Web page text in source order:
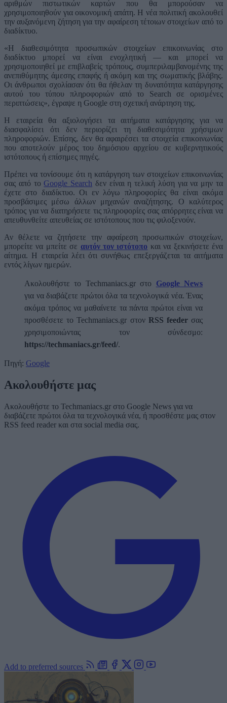
αριθμών πιστωτικών καρτών που θα μπορούσαν να
χρησιμοποιηθούν για οικονομική απάτη. Η νέα πολιτική ακολουθεί
την αυξανόμενη ζήτηση για την αφαίρεση τέτοιων στοιχείων από το
διαδίκτυο.
«Η διαθεσιμότητα προσωπικών στοιχείων επικοινωνίας στο
διαδίκτυο μπορεί να είναι ενοχλητική — και μπορεί να
χρησιμοποιηθεί με επιβλαβείς τρόπους, συμπεριλαμβανομένης της
ανεπιθύμητης άμεσης επαφής ή ακόμη και της σωματικής βλάβης.
Οι άνθρωποι σχολίασαν ότι θα ήθελαν τη δυνατότητα κατάργησης
αυτού του τύπου πληροφοριών από το Search σε ορισμένες
περιπτώσεις», έγραψε η Google στη σχετική ανάρτηση της.
Η εταιρεία θα αξιολογήσει τα αιτήματα κατάργησης για να
διασφαλίσει ότι δεν περιορίζει τη διαθεσιμότητα χρήσιμων
πληροφοριών. Επίσης, δεν θα αφαιρέσει τα στοιχεία επικοινωνίας
που αποτελούν μέρος του δημόσιου αρχείου σε κυβερνητικούς
ιστότοπους ή επίσημες πηγές.
Πρέπει να τονίσουμε ότι η κατάργηση των στοιχείων επικοινωνίας
σας από το Google Search δεν είναι η τελική λύση για να μην τα
έχετε στο διαδίκτυο. Οι εν λόγω πληροφορίες θα είναι ακόμα
προσβάσιμες μέσω άλλων μηχανών αναζήτησης. Ο καλύτερος
τρόπος για να διατηρήσετε τις πληροφορίες σας απόρρητες είναι να
απευθυνθείτε απευθείας σε ιστότοπους που τις φιλοξενούν.
Αν θέλετε να ζητήσετε την αφαίρεση προσωπικών στοιχείων,
μπορείτε να μπείτε σε αυτόν τον ιστότοπο και να ξεκινήσετε ένα
αίτημα. Η εταιρεία λέει ότι συνήθως επεξεργάζεται τα αιτήματα
εντός λίγων ημερών.
Ακολουθήστε το Techmaniacs.gr στο Google News
για να διαβάζετε πρώτοι όλα τα τεχνολογικά νέα. Ένας
ακόμα τρόπος να μαθαίνετε τα πάντα πρώτοι είναι να
προσθέσετε το Techmaniacs.gr στον RSS feederσας
χρησιμοποιώντας τον σύνδεσμο:
https://techmaniacs.gr/feed/.
Πηγή: Google
Ακολουθήστε μας
Ακολουθήστε το Techmaniacs.gr στο Google News για να
διαβάζετε πρώτοι όλα τα τεχνολογικά νέα, ή προσθέστε μας στον
RSS feed reader και στα social media σας.
Add to preferred sources